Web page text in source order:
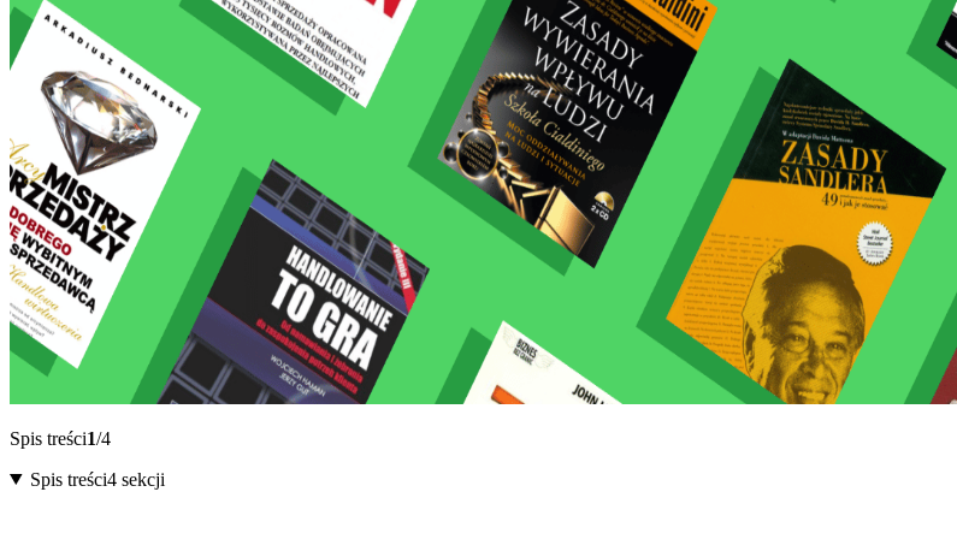
Spis treści1/4
Spis treści4 sekcji